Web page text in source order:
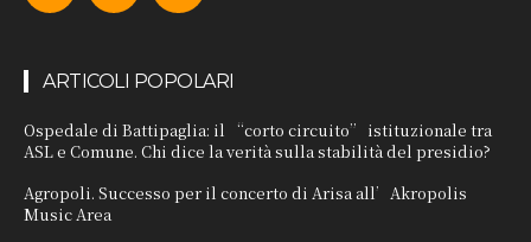
ARTICOLI POPOLARI
Ospedale di Battipaglia: il “corto circuito” istituzionale tra
ASL e Comune. Chi dice la verità sulla stabilità del presidio?
Agropoli. Successo per il concerto di Arisa all’Akropolis
Music Area